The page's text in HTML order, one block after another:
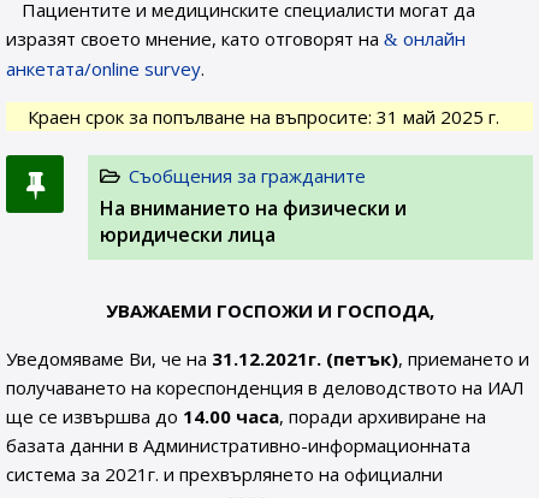
Пациентите и медицинските специалисти могат да
изразят своето мнение, като отговорят на
онлайн
анкетата/online survey.
Краен срок за попълване на въпросите: 31 май 2025 г.
Съобщения за гражданите
На вниманието на физически и
юридически лица
УВАЖАЕМИ ГОСПОЖИ И ГОСПОДА,
Уведомяваме Ви, че на 31.12.2021г. (петък), приемането и
получаването на кореспонденция в деловодството на ИАЛ
ще се извършва до 14.00 часа, поради архивиране на
базата данни в Административно-информационната
система за 2021г. и прехвърлянето на официални